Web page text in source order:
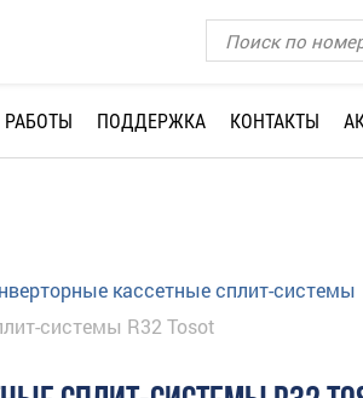
ПОДДЕРЖКА КОНТАКТЫ
кассетные сплит-системы
системы R32 Tosot